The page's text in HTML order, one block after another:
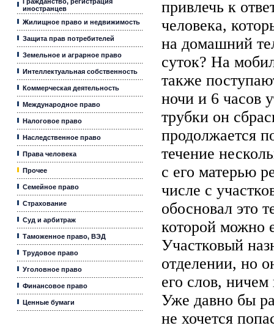
иностранцев
Жилищное право и недвижимость
Защита прав потребителей
Земельное и аграрное право
Интеллектуальная собственность
Коммерческая деятельность
Международное право
Налоговое право
Наследственное право
Права человека
Прочее
Семейное право
Страхование
Суд и арбитраж
Таможенное право, ВЭД
Трудовое право
Уголовное право
Финансовое право
Ценные бумаги
привлечь к
человека,
на домашний
суток? На
также
ночи и 6 часов
трубки он
продолжается
течение
с его матерью
числе с
обосновал это
которой можно
Участковый
отделении, но
его слов,
Уже давно бы
не хочется